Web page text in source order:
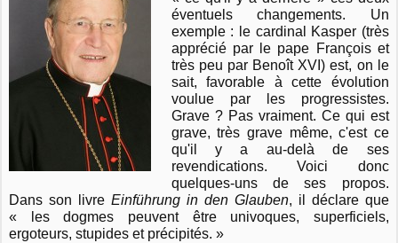
éventuels changements. Un
exemple : le cardinal Kasper (très
apprécié par le pape François et
très peu par Benoît XVI) est, on le
sait, favorable à cette évolution
voulue par les progressistes.
Grave ? Pas vraiment. Ce qui est
grave, très grave même, c'est ce
qu'il y a au-delà de ses
revendications. Voici donc
quelques-uns de ses propos.
Dans son livreEinführung in den Glauben, il déclare que
« les dogmes peuvent être univoques, superficiels,
ergoteurs, stupides et précipités. »